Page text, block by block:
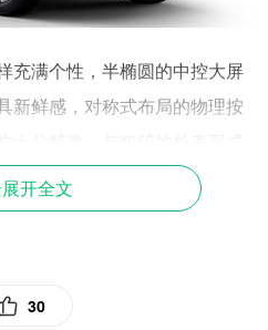
满个性，半椭圆的中控大屏
新鲜感，对称式布局的物理按
的扶手又时刻提醒乘客这是一
其中1.5T车型拥有169匹的最大
开全文
30